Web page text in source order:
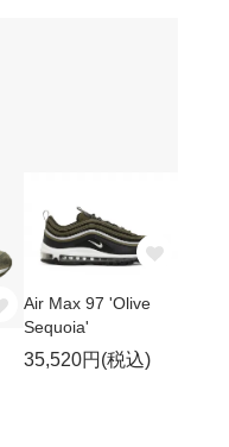
Air Max 97 'Olive
Sequoia'
35,520円(税込)